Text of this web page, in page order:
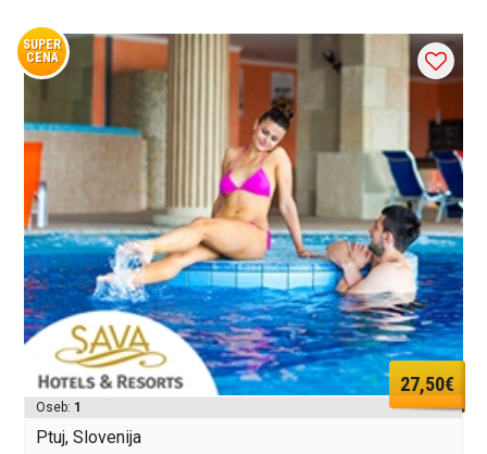
SUPER
CENA
27,50€
Oseb: 1
Ptuj, Slovenija